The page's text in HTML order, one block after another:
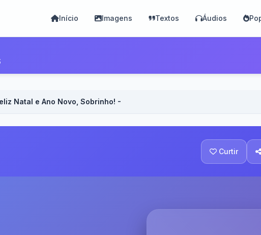
Início Imagens Textos Áudios
Natal e Ano Novo, Sobrinho! - Voz Masculina
Curtir